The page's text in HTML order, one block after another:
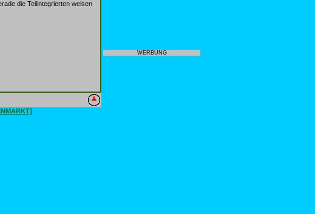
die Teilintegrierten weisen
WERBUNG